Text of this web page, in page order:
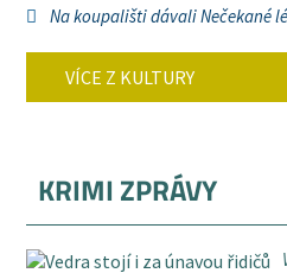
Na koupališti dávali Nečekané
VÍCE Z KULTURY
KRIMI ZPRÁVY